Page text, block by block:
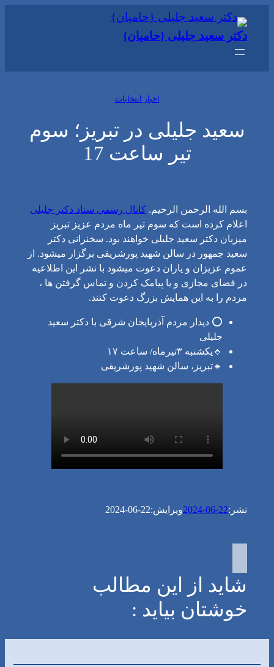
محتوا
دکتر سعید جلیلی {حامیان}
اخبار انتخابات
سعید جلیلی در تبریز؛ سوم
تیر ساعت 17
بسم الله الرحمن الرحیم. کانال رسمی ستاد دکتر جلیلی
اعلام کرده است که سوم تیر ماه مردم عزیز تبریز
میزبان دکتر سعید جلیلی خواهند بود. سخنرانی دکتر
سعید جمهور در سالن شهید پورشریفی برگزار میشود. از
عموم عزیزان و یاران دعوت میشود با نشر این اطلاعیه
در فضای مجازی و یا پیامک کردن و تماس گرفتن ها ،
مردم را به این همایش بزرگ دعوت کنند.
⭕️ دیدار مردم آذربایجان شرقی با دکتر سعید
جلیلی
🔹یکشنبه ۳تیرماه/ ساعت ۱۷
🔹تبریز، سالن شهید پورشریفی
نشر:2024-06-22ویرایش:2024-06-22
شاید از این مطالب
خوشتان بیاید :